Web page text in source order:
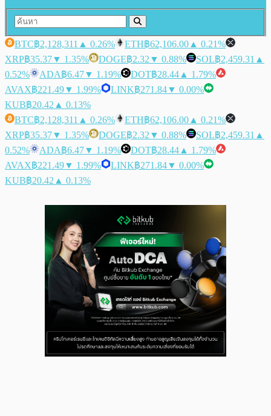
BTC฿2,128,311 ▲ 0.26% ETH฿62,106.00 ▲ 0.21%
XRP฿35.37▼ 1.35% DOGE฿2.32 ▼ 0.88% SOL฿2,459.31 ▲
0.52%
ADA฿6.47▼ 1.19% DOT฿28.44 ▲ 1.79%
AVAX฿221.49▼ 1.99% LINK฿271.84▼ 0.00%
KUB฿20.42 ▲ 0.13%
BTC฿2,128,311 ▲ 0.26% ETH฿62,106.00 ▲ 0.21%
XRP฿35.37▼ 1.35% DOGE฿2.32 ▼ 0.88% SOL฿2,459.31 ▲
0.52%
ADA฿6.47▼ 1.19% DOT฿28.44 ▲ 1.79%
AVAX฿221.49▼ 1.99% LINK฿271.84▼ 0.00%
KUB฿20.42 ▲ 0.13%